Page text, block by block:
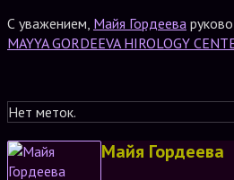
С уважением, Майя Гордеева
MAYYA GORDEEVA HIROLOGY
Нет меток.
Майя Гордеева